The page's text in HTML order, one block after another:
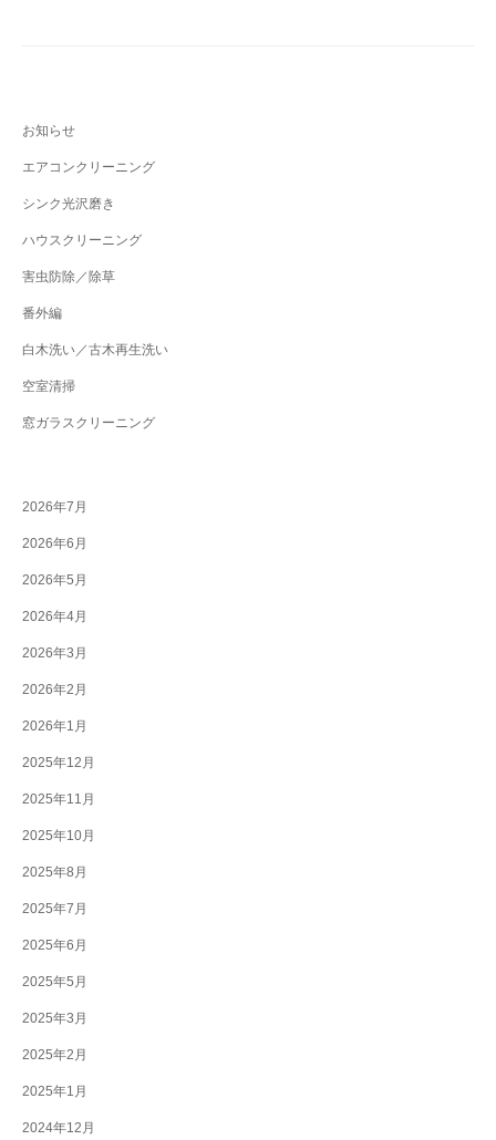
お知らせ
エアコンクリーニング
シンク光沢磨き
ハウスクリーニング
害虫防除／除草
番外編
白木洗い／古木再生洗い
空室清掃
窓ガラスクリーニング
2026年7月
2026年6月
2026年5月
2026年4月
2026年3月
2026年2月
2026年1月
2025年12月
2025年11月
2025年10月
2025年8月
2025年7月
2025年6月
2025年5月
2025年3月
2025年2月
2025年1月
2024年12月